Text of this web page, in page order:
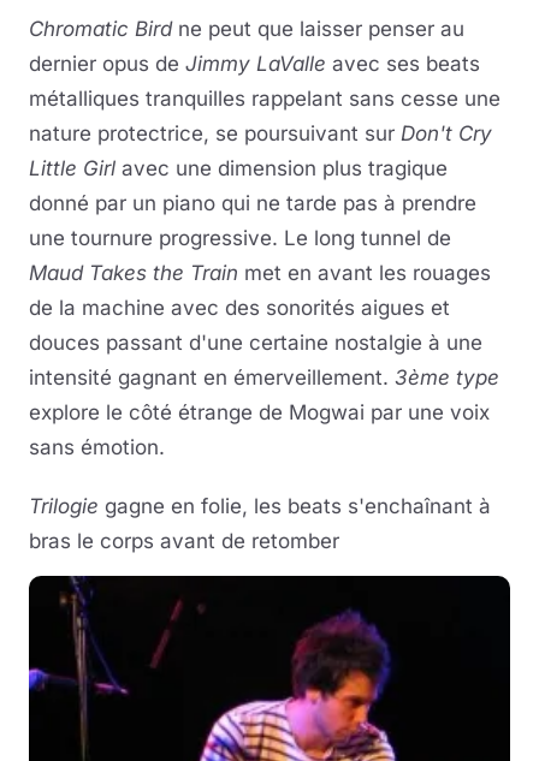
Chromatic Birdne peut que laisser penser au
dernier opus de Jimmy LaValle avec ses beats
métalliques tranquilles rappelant sans cesse une
nature protectrice, se poursuivant sur Don't Cry
Little Girl avec une dimension plus tragique
donné par un piano qui ne tarde pas à prendre
une tournure progressive. Le long tunnel de
Maud Takes the Train met en avant les rouages
de la machine avec des sonorités aigues et
douces passant d'une certaine nostalgie à une
intensité gagnant en émerveillement. 3ème type
explore le côté étrange de Mogwai par une voix
sans émotion.
Trilogie gagne en folie, les beats s'enchaînant à
bras le corps avant de retomber